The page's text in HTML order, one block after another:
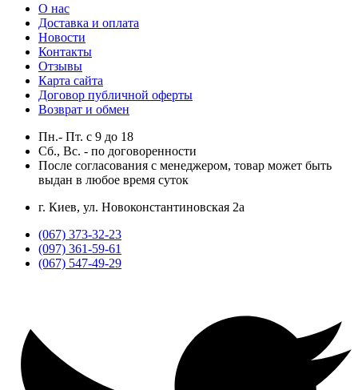
О нас
Доставка и оплата
Новости
Контакты
Отзывы
Карта сайта
Договор публичной оферты
Возврат и обмен
Пн.- Пт. с 9 до 18
Сб., Вс. - по договоренности
После согласования с менеджером, товар может быть
выдан в любое время суток
г. Киев, ул. Новоконстантиновская 2а
(067) 373-32-23
(097) 361-59-61
(067) 547-49-29